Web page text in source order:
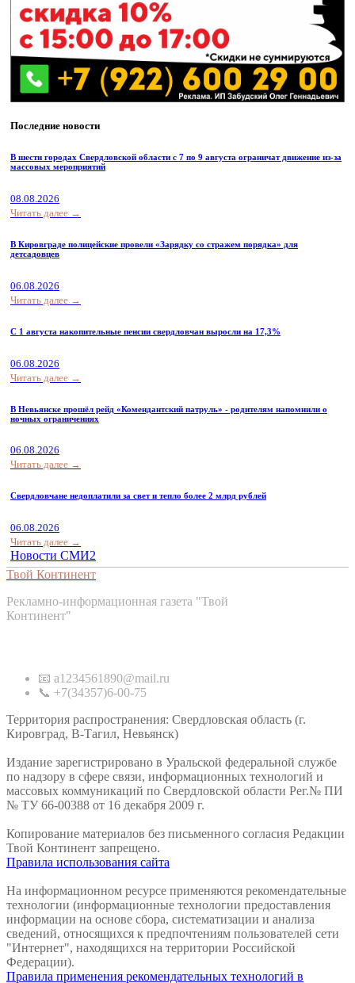
Последние новости
В шести городах Свердловской области с 7 по 9 августа ограничат движение из-за
массовых мероприятий
08.08.2026
Читать далее →
В Кировграде полицейские провели «Зарядку со стражем порядка» для
детсадовцев
06.08.2026
Читать далее →
С 1 августа накопительные пенсии свердловчан выросли на 17,3%
06.08.2026
Читать далее →
В Невьянске прошёл рейд «Комендантский патруль» - родителям напомнили о
ночных ограничениях
06.08.2026
Читать далее →
Свердловчане недоплатили за свет и тепло более 2 млрд рублей
06.08.2026
Читать далее →
Новости СМИ2
Твой Континент
Рекламно-информационная газета "Твой
Континент"
📧 a1234561890@mail.ru
📞 +7(34357)6-00-75
Территория распространения: Свердловская область (г.
Кировград, В-Тагил, Невьянск)
Издание зарегистрировано в Уральской федеральной службе
по надзору в сфере связи, информационных технологий и
массовых коммуникаций по Свердловской области Рег.№ ПИ
№ ТУ 66-00388 от 16 декабря 2009 г.
Копирование материалов без письменного согласия Редакции
Твой Континент запрещено.
Правила использования сайта
На информационном ресурсе применяются рекомендательные
технологии (информационные технологии предоставления
информации на основе сбора, систематизации и анализа
сведений, относящихся к предпочтениям пользователей сети
"Интернет", находящихся на территории Российской
Федерации).
Правила применения рекомендательных технологий в